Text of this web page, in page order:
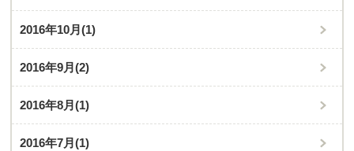
2016年10月(1)
2016年9月(2)
2016年8月(1)
2016年7月(1)